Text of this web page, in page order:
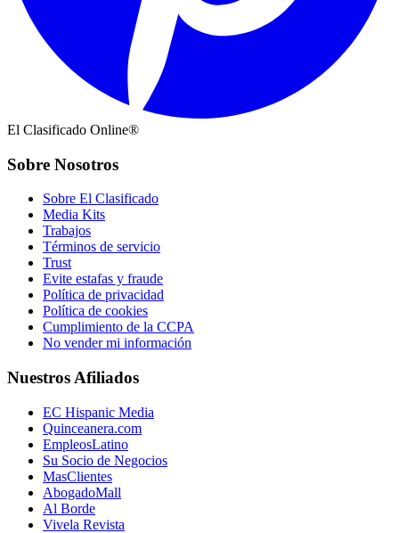
El Clasificado Online®
Sobre Nosotros
Sobre El Clasificado
Media Kits
Trabajos
Términos de servicio
Trust
Evite estafas y fraude
Política de privacidad
Política de cookies
Cumplimiento de la CCPA
No vender mi información
Nuestros Afiliados
EC Hispanic Media
Quinceanera.com
EmpleosLatino
Su Socio de Negocios
MasClientes
AbogadoMall
Al Borde
Vivela Revista